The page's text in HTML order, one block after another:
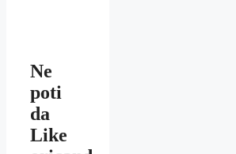
Ne
poti
da
Like